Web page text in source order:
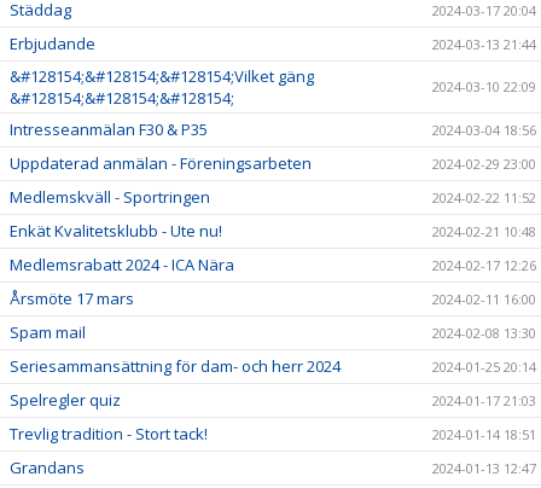
Städdag 2024-03-17 20:04
Erbjudande 2024-03-13 21:44
&#128154;&#128154;&#128154;Vilket gäng
&#128154;&#128154;&#128154;
2024-03-10 22:09
Intresseanmälan F30 & P35 2024-03-04 18:56
Uppdaterad anmälan - Föreningsarbeten 2024-02-29 23:00
Medlemskväll - Sportringen 2024-02-22 11:52
Enkät Kvalitetsklubb - Ute nu! 2024-02-21 10:48
Medlemsrabatt 2024 - ICA Nära 2024-02-17 12:26
Årsmöte 17 mars 2024-02-11 16:00
Spam mail 2024-02-08 13:30
Seriesammansättning för dam- och herr 2024 2024-01-25 20:14
Spelregler quiz 2024-01-17 21:03
Trevlig tradition - Stort tack! 2024-01-14 18:51
Grandans 2024-01-13 12:47